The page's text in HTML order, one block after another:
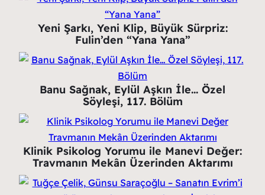
Yeni Şarkı, Yeni Klip, Büyük Sürpriz:
Fulin’den “Yana Yana”
Banu Sağnak, Eylül Aşkın İle… Özel
Söyleşi, 117. Bölüm
Klinik Psikolog Yorumu ile Manevi Değer:
Travmanın Mekân Üzerinden Aktarımı